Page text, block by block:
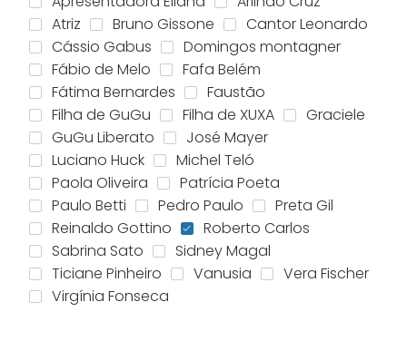
Atriz
Bruno Gissone
Cantor Leonardo
Cássio Gabus
Domingos montagner
Fábio de Melo
Fafa Belém
Fátima Bernardes
Faustão
Filha de GuGu
Filha de XUXA
Graciele
GuGu Liberato
José Mayer
Luciano Huck
Michel Teló
Paola Oliveira
Patrícia Poeta
Paulo Betti
Pedro Paulo
Preta Gil
Reinaldo Gottino
Roberto Carlos
Sabrina Sato
Sidney Magal
Ticiane Pinheiro
Vanusia
Vera Fischer
Virgínia Fonseca